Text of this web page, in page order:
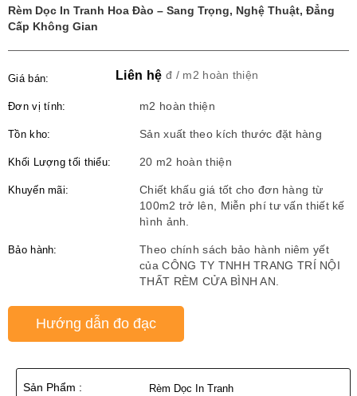
Rèm Dọc In Tranh Hoa Đào – Sang Trọng, Nghệ Thuật, Đẳng
Cấp Không Gian
Giá bán: Liên hệ đ / m2 hoàn thiện
Đơn vị tính: m2 hoàn thiện
Tồn kho: Sản xuất theo kích thước đặt hàng
Khối Lượng tối thiểu: 20 m2 hoàn thiện
Khuyến mãi:
Chiết khấu giá tốt cho đơn hàng từ
100m2 trở lên, Miễn phí tư vấn thiết kế
hình ảnh.
Bảo hành:
Theo chính sách bảo hành niêm yết
của CÔNG TY TNHH TRANG TRÍ NỘI
THẤT RÈM CỬA BÌNH AN.
Hướng dẫn đo đạc
Sản Phẩm : Rèm Dọc In Tranh